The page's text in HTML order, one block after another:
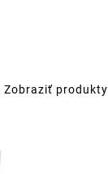
Zobraziť produkty